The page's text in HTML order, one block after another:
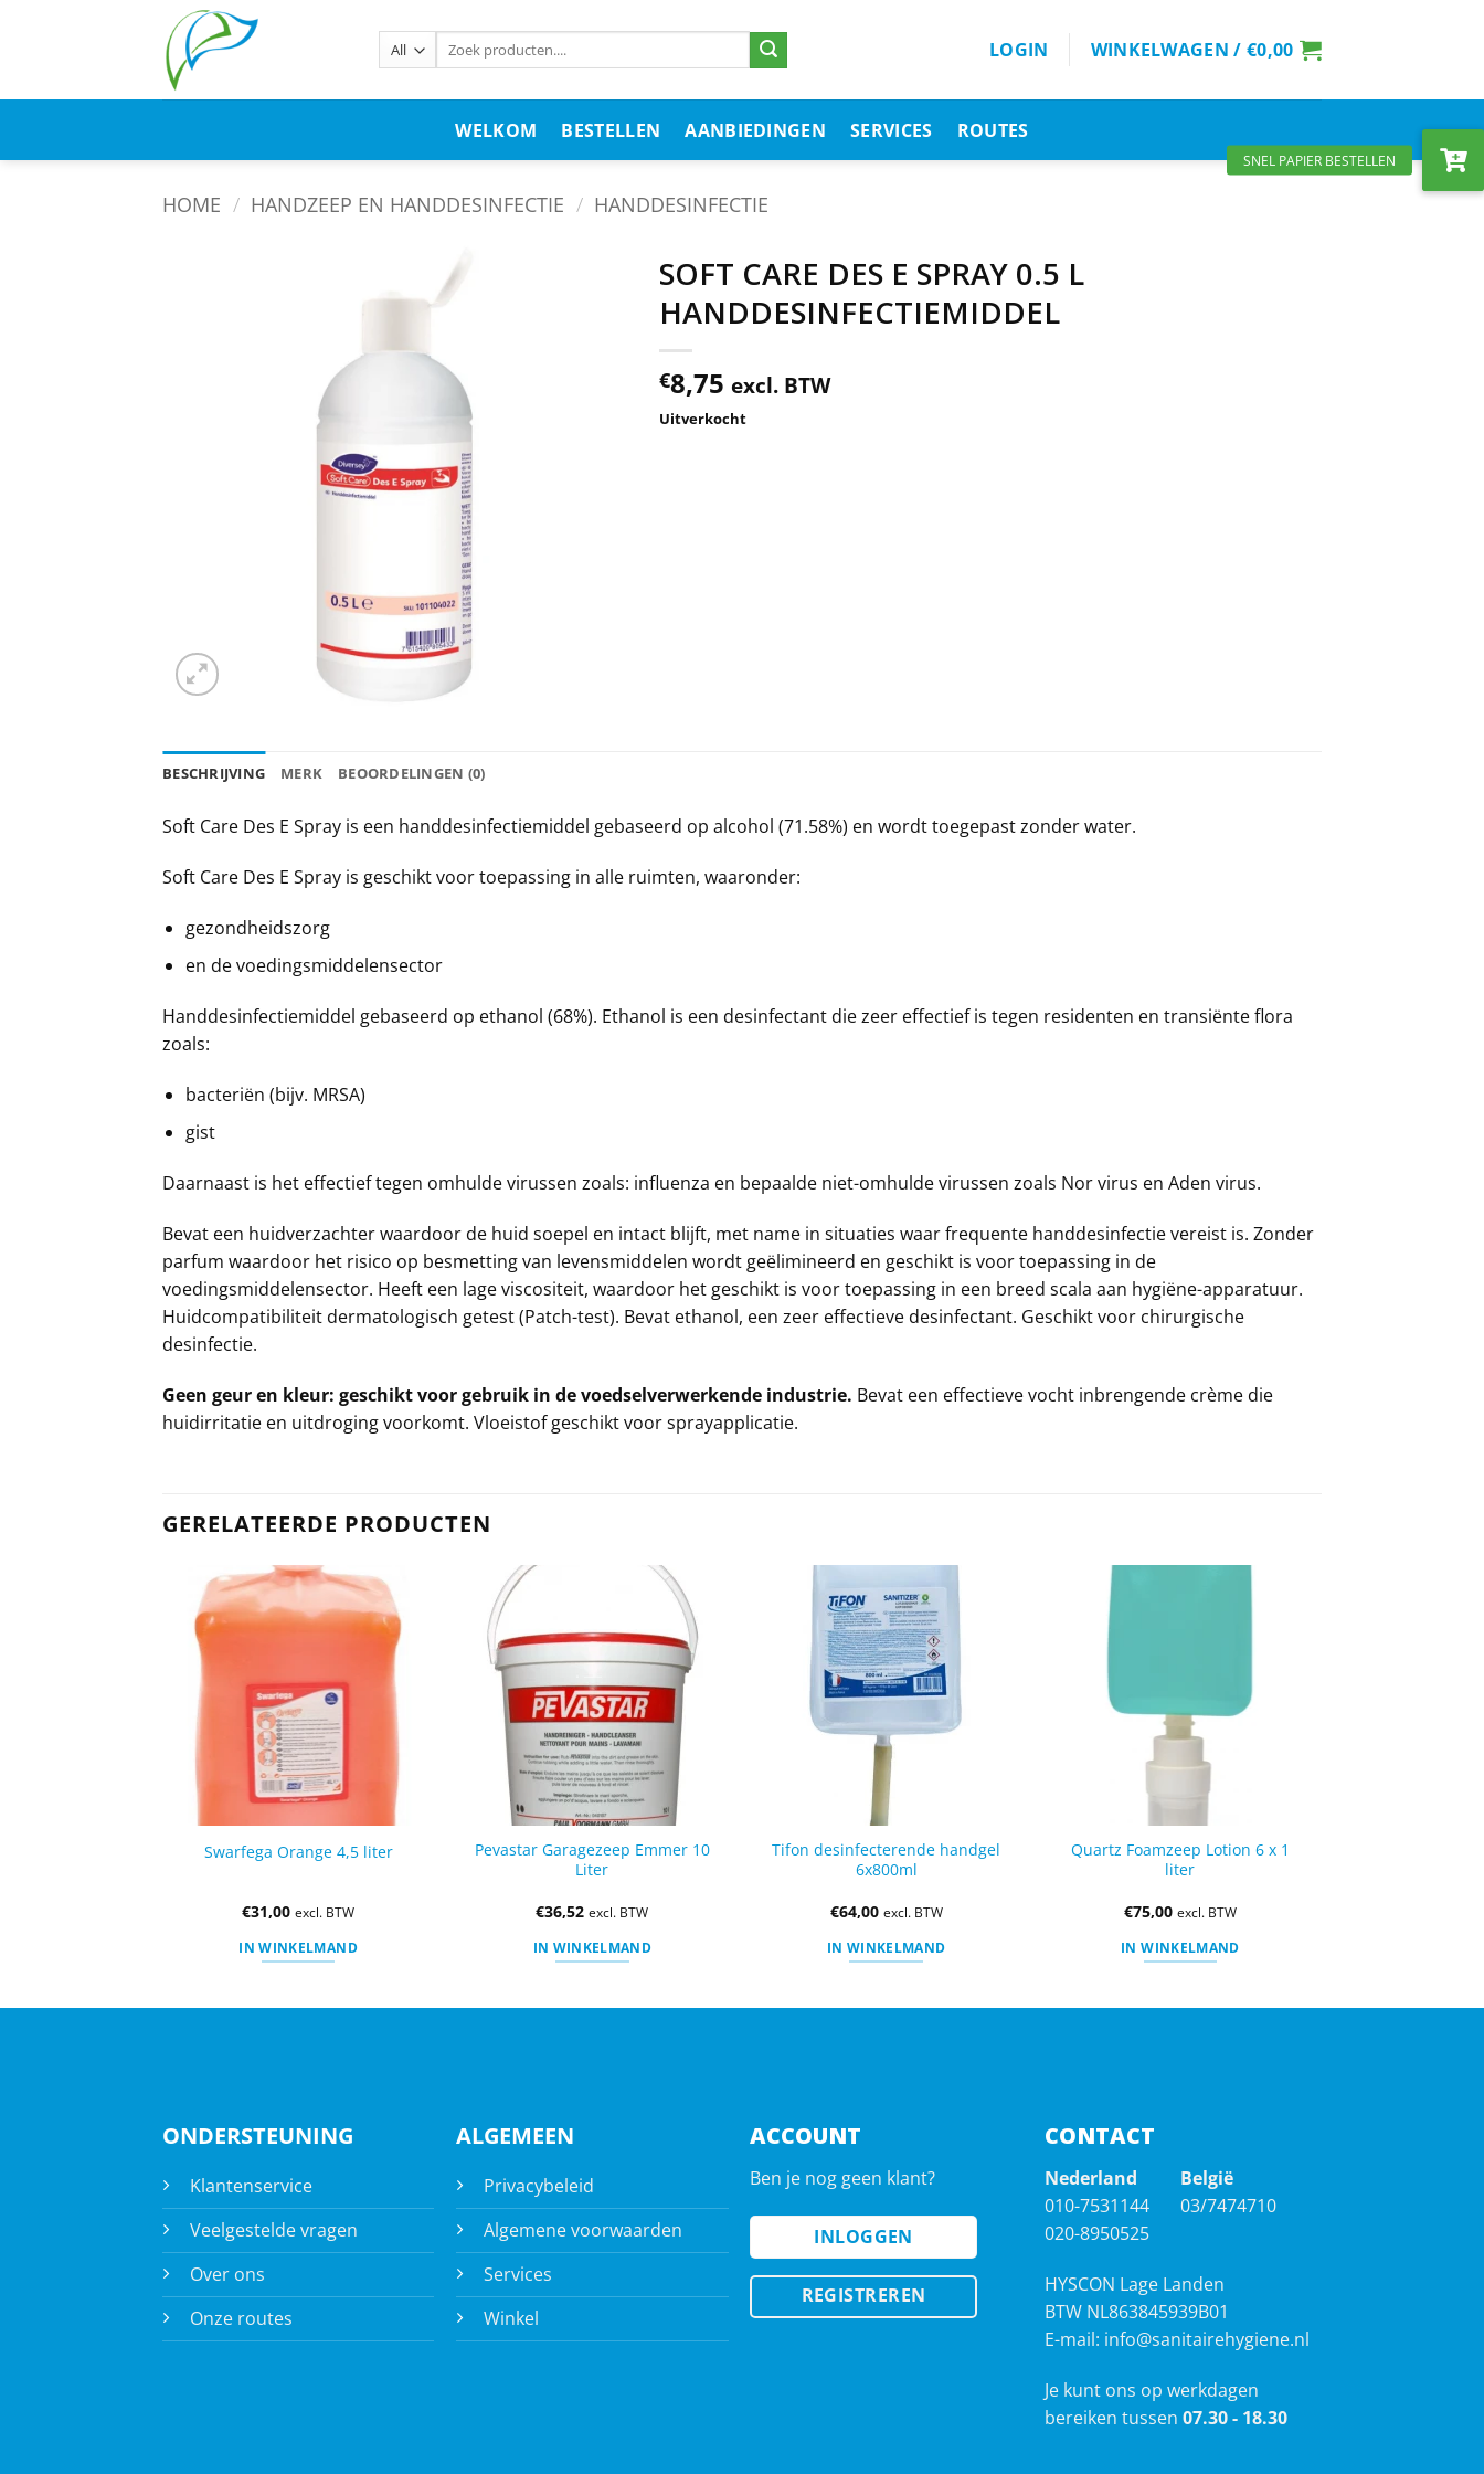
LOGIN WINKELWAGEN /€0,00
WELKOM BESTELLEN AANBIEDINGEN SERVICES ROUTES
HOME / HANDZEEP EN HANDDESINFECTIE / HANDDESINFECTIE
SOFT CARE DES E SPRAY 0.5 L
HANDDESINFECTIEMIDDEL
€8,75 excl. BTW
Uitverkocht
BESCHRIJVING MERK BEOORDELINGEN (0)
Soft Care Des E Spray is een handdesinfectiemiddel gebaseerd op alcohol (71.58%) en wordt toegepast zonder water.
Soft Care Des E Spray is geschikt voor toepassing in alle ruimten, waaronder:
gezondheidszorg
en de voedingsmiddelensector
Handdesinfectiemiddel gebaseerd op ethanol (68%). Ethanol is een desinfectant die zeer effectief is tegen residenten en transiënte flora
zoals:
bacteriën (bijv. MRSA)
gist
Daarnaast is het effectief tegen omhulde virussen zoals: influenza en bepaalde niet-omhulde virussen zoals Nor virus en Aden virus.
Bevat een huidverzachter waardoor de huid soepel en intact blijft, met name in situaties waar frequente handdesinfectie vereist is. Zonder
parfum waardoor het risico op besmetting van levensmiddelen wordt geëlimineerd en geschikt is voor toepassing in de
voedingsmiddelensector. Heeft een lage viscositeit, waardoor het geschikt is voor toepassing in een breed scala aan hygiëne-apparatuur.
Huidcompatibiliteit dermatologisch getest (Patch-test). Bevat ethanol, een zeer effectieve desinfectant. Geschikt voor chirurgische
desinfectie.
Geen geur en kleur: geschikt voor gebruik in de voedselverwerkende industrie. Bevat een effectieve vocht inbrengende crème die
huidirritatie en uitdroging voorkomt. Vloeistof geschikt voor sprayapplicatie.
GERELATEERDE PRODUCTEN
Swarfega Orange 4,5 liter
€31,00 excl. BTW
IN WINKELMAND
Pevastar Garagezeep Emmer 10
Liter
€36,52 excl. BTW
IN WINKELMAND
Tifon desinfecterende handgel
6x800ml
€64,00 excl. BTW
IN WINKELMAND
Quartz Foamzeep Lotion 6 x 1
liter
€75,00 excl. BTW
IN WINKELMAND
ONDERSTEUNING
Klantenservice
Veelgestelde vragen
Over ons
Onze routes
ALGEMEEN
Privacybeleid
Algemene voorwaarden
Services
Winkel
ACCOUNT
Ben je nog geen klant?
INLOGGEN
REGISTREREN
CONTACT
Nederland
010-7531144
020-8950525
België
03/7474710
HYSCON Lage Landen
BTW NL863845939B01
E-mail: info@sanitairehygiene.nl
Je kunt ons op werkdagen
bereiken tussen 07.30 - 18.30